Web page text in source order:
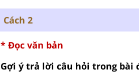
Cách 2
* Đọc văn bản
Gợi ý trả lời câu hỏi trong bài